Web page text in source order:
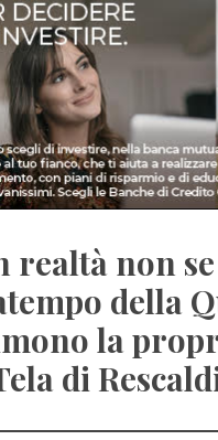
realtà non
della
la
di